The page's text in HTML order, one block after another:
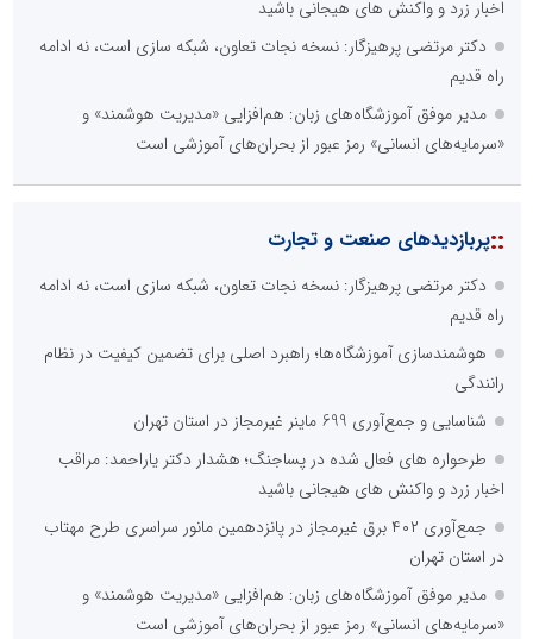
اخبار زرد و واکنش های هیجانی باشید
دکتر مرتضی پرهیزگار: نسخه نجات تعاون، شبکه سازی است، نه ادامه
راه قدیم
مدیر موفق آموزشگاه‌های زبان: هم‌افزایی «مدیریت هوشمند» و
«سرمایه‌های انسانی» رمز عبور از بحران‌های آموزشی است
::پربازدیدهای صنعت و تجارت
دکتر مرتضی پرهیزگار: نسخه نجات تعاون، شبکه سازی است، نه ادامه
راه قدیم
هوشمندسازی آموزشگاه‌ها؛ راهبرد اصلی برای تضمین کیفیت در نظام
رانندگی
شناسایی و جمع‌آوری 699 ماینر غیرمجاز در استان تهران
طرحواره های فعال شده در پساجنگ؛ هشدار دکتر یاراحمد: مراقب
اخبار زرد و واکنش های هیجانی باشید
جمع‌آوری ۴۰۲ برق غیرمجاز در پانزدهمین مانور سراسری طرح مهتاب
در استان تهران
مدیر موفق آموزشگاه‌های زبان: هم‌افزایی «مدیریت هوشمند» و
«سرمایه‌های انسانی» رمز عبور از بحران‌های آموزشی است